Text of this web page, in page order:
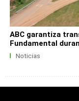
ABC garantiza
Fundamental
Noticias